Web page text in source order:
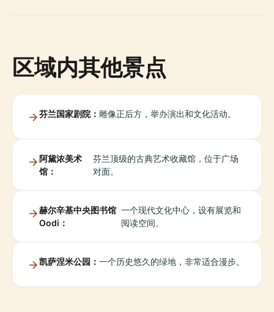
区域内其他景点
芬兰国家剧院： 雕像正后方，举办演出和文化活动。
阿黛浓美术
馆：
芬兰顶级的古典艺术收藏馆，位于广场
对面。
赫尔辛基中央图书馆
Oodi：
一个现代文化中心，设有展览和
阅读空间。
凯萨涅米公园： 一个历史悠久的绿地，非常适合漫步。